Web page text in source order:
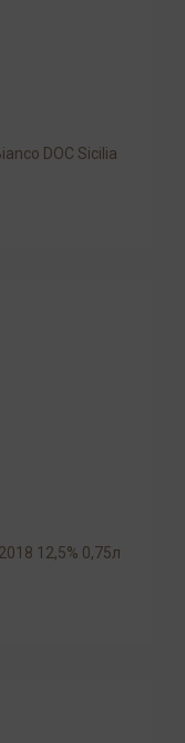
DOC Sicilia
12,5% 0,75л